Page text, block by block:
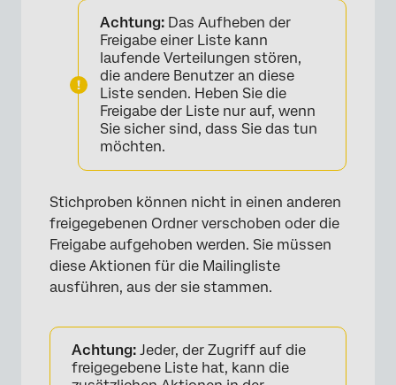
×
Achtung: Das Aufheben der
Freigabe einer Liste kann
laufende Verteilungen stören,
die andere Benutzer an diese
Liste senden. Heben Sie die
Freigabe der Liste nur auf, wenn
Sie sicher sind, dass Sie das tun
möchten.
Stichproben können nicht in einen anderen
freigegebenen Ordner verschoben oder die
Freigabe aufgehoben werden. Sie müssen
diese Aktionen für die Mailingliste
ausführen, aus der sie stammen.
Achtung: Jeder, der Zugriff auf die
freigegebene Liste hat, kann die